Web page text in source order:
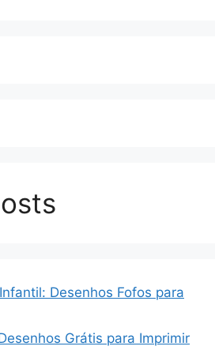
Desenhos Fofos para
Grátis para Imprimir